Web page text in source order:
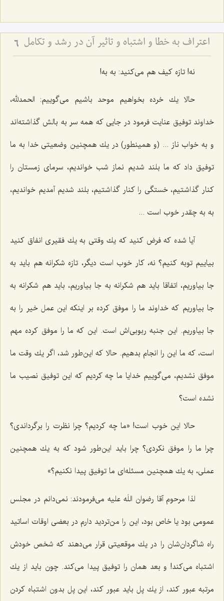
اعتراف به خطا و اشتباه و تاثیر آن در رشد و تکامل 6
نه! تازه كیف هم می‌كنید: به به!
حالا یك خرده بخواهیم موحد باشیم می‌گوییم: الحمدلله،
خداوند توفیق عنایت فرمود در جایی كه همه سر به بالش گذاشته‌اند
و به خواب ناز ... (و همینطور) در یك همچنین وضعیتی خدا به ما
توفیق داد كه ما بلند شدیم نماز شب خواندیم، سرمای زمستان را
كنار گذاشتیم، خستگی را كنار گذاشتیم، بلند شدیم آمدیم خواندیم،
به به چقدر خوب است ...
آیا شده كه فرض كنید كه یك وقتی به یك فقیری انفاق كنید
بیاییم توبه كنیم؟ نه، كار خوب است دیگر، تازه شكرانه هم باید به
جا بیاوریم، اتفاقا باید هم شكرانه به جا بیاوریم، باید هم شكرانه به
جا بیاوریم كه خداوند ما را موفق كرده بر اینكه این عمل خیر را به
جا بیاوریم. این جنبه ربوبی‌اش است. این كه ما را موفق كرده مهم
است، كه ما این را انجام بدهیم. حالا كه این‌طور شد، اگر یك وقت ما
موفق نشدیم، می‌گوییم خدایا ما چه كردیم كه این توفیق نصیب ما
نشده است؟
حالا این خوب است! «ما چه كردیم؟ چرا نظرت را برگرداندی؟
چرا ما را موفق نكردی؟ چرا باید این‌طور شود كه به یك همچنین
عملی، به یك همچنین مسئله‌ای ما توفیق پیدا نكنیم؟»
لذا مرحوم آقا رضوان اللَه علیه می‌فرمودند: نمی‌دانم در مجلس
عمومی بود یا خاص بود، این را من‌تردید دارم در بعضی اوقات اساتید
راه شاگردان‌شان را در یك موقعیتی قرار می‌دهند كه شخص خودش
اشتباه می‌كند! و بعد همان را توفیق پیدا می‌كند. چون باید از یك
مرتبه عبور كند، از یك پل باید عبور كند، این پل بدون اشتباه كردن